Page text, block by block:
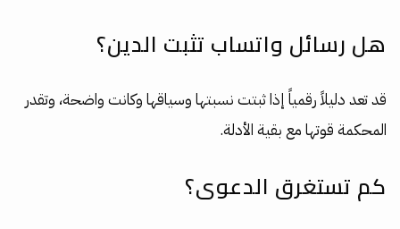
هل رسائل واتساب تثبت الدين؟
قد تعد دليلاً رقمياً إذا ثبتت نسبتها وسياقها وكانت واضحة، وتقدر
المحكمة قوتها مع بقية الأدلة.
كم تستغرق الدعوى؟